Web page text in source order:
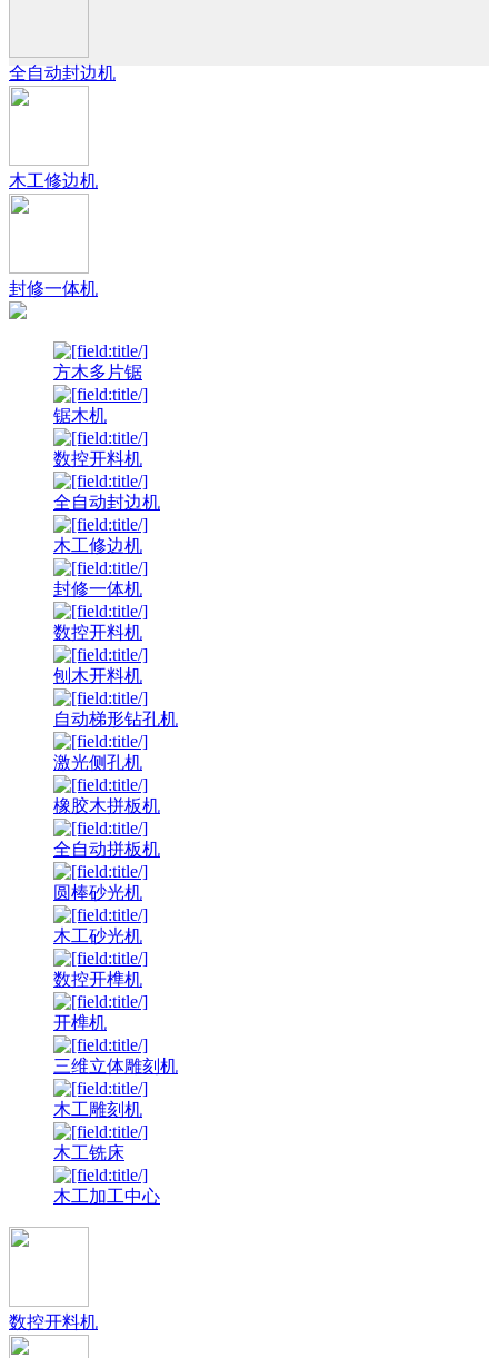
全自动封边机
木工修边机
封修一体机
方木多片锯
锯木机
数控开料机
全自动封边机
木工修边机
封修一体机
数控开料机
刨木开料机
自动梯形钻孔机
激光侧孔机
橡胶木拼板机
全自动拼板机
圆棒砂光机
木工砂光机
数控开榫机
开榫机
三维立体雕刻机
木工雕刻机
木工铣床
木工加工中心
数控开料机